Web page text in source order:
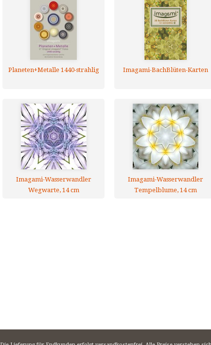
Planeten+Metalle 1440-strahlig Imagami-BachBlüten-Karten
Imagami-Wasserwandler
Wegwarte, 14 cm
Imagami-Wasserwandler
Tempelblume, 14 cm